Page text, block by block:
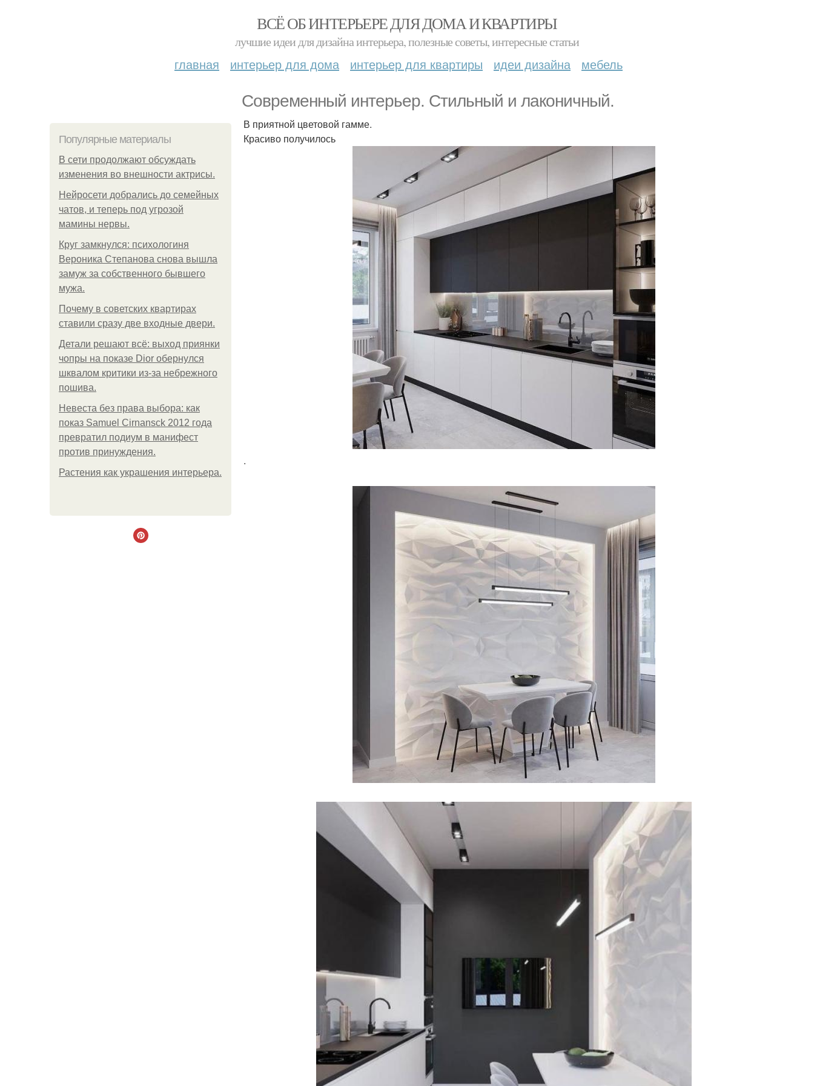
ВСЁ ОБ ИНТЕРЬЕРЕ ДЛЯ ДОМА И КВАРТИРЫ
лучшие идеи для дизайна интерьера, полезные советы, интересные статьи
главная интерьер для дома интерьер для квартиры идеи дизайна мебель
Современный интерьер. Стильный и лаконичный.
Популярные материалы
В сети продолжают обсуждать
изменения во внешности актрисы.
Нейросети добрались до семейных
чатов, и теперь под угрозой
мамины нервы.
Круг замкнулся: психологиня
Вероника Степанова снова вышла
замуж за собственного бывшего
мужа.
Почему в советских квартирах
ставили сразу две входные двери.
Детали решают всё: выход приянки
чопры на показе Dior обернулся
шквалом критики из-за небрежного
пошива.
Невеста без права выбора: как
показ Samuel Cirnansck 2012 года
превратил подиум в манифест
против принуждения.
Растения как украшения интерьера.
В приятной цветовой гамме.
Красиво получилось
.